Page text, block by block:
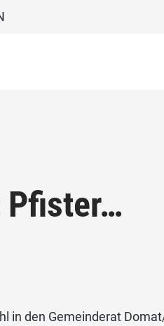
Pfister…
in den Gemeinderat